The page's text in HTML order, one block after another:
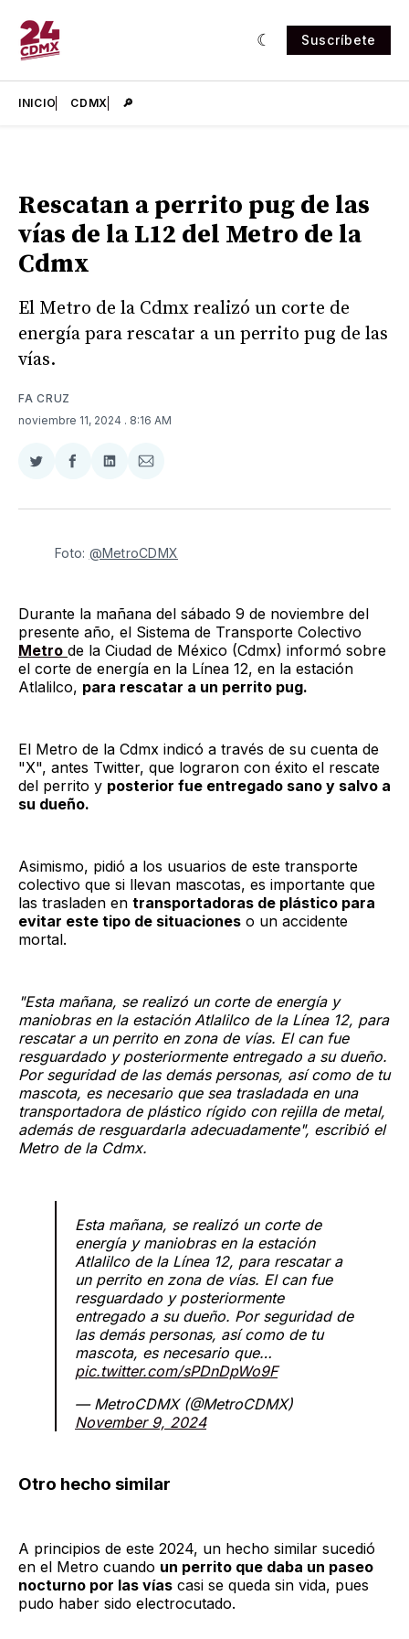
Suscríbete
INICIO CDMX 🔎
Rescatan a perrito pug de las
vías de la L12 del Metro de la
Cdmx
El Metro de la Cdmx realizó un corte de
energía para rescatar a un perrito pug de las
vías.
FA CRUZ
noviembre 11, 2024 . 8:16 AM
Compartir
Twitter
Compartir
Facebook
Compartir
LinkedIn
Compartir
Email
Foto: @MetroCDMX
Durante la mañana del sábado 9 de noviembre del
presente año, el Sistema de Transporte Colectivo
Metro de la Ciudad de México (Cdmx) informó sobre
el corte de energía en la Línea 12, en la estación
Atlalilco, para rescatar a un perrito pug.
El Metro de la Cdmx indicó a través de su cuenta de
"X", antes Twitter, que lograron con éxito el rescate
del perrito y posterior fue entregado sano y salvo a
su dueño.
Asimismo, pidió a los usuarios de este transporte
colectivo que si llevan mascotas, es importante que
las trasladen en transportadoras de plástico para
evitar este tipo de situaciones o un accidente
mortal.
"Esta mañana, se realizó un corte de energía y
maniobras en la estación Atlalilco de la Línea 12, para
rescatar a un perrito en zona de vías. El can fue
resguardado y posteriormente entregado a su dueño.
Por seguridad de las demás personas, así como de tu
mascota, es necesario que sea trasladada en una
transportadora de plástico rígido con rejilla de metal,
además de resguardarla adecuadamente", escribió el
Metro de la Cdmx.
Esta mañana, se realizó un corte de
energía y maniobras en la estación
Atlalilco de la Línea 12, para rescatar a
un perrito en zona de vías. El can fue
resguardado y posteriormente
entregado a su dueño. Por seguridad de
las demás personas, así como de tu
mascota, es necesario que…
pic.twitter.com/sPDnDpWo9F
— MetroCDMX (@MetroCDMX)
November 9, 2024
Otro hecho similar
A principios de este 2024, un hecho similar sucedió
en el Metro cuando un perrito que daba un paseo
nocturno por las vías casi se queda sin vida, pues
pudo haber sido electrocutado.